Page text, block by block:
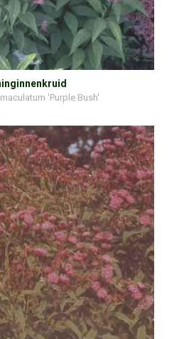
'Purple Bush'